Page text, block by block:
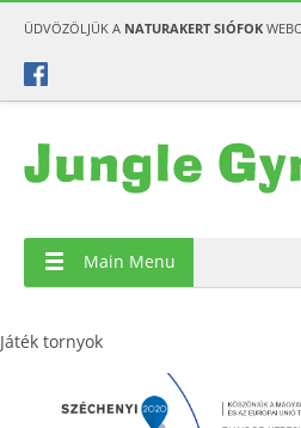
ÜDVÖZÖLJÜK A NATURAKERT SIÓFOK
Main Menu
Játék tornyok